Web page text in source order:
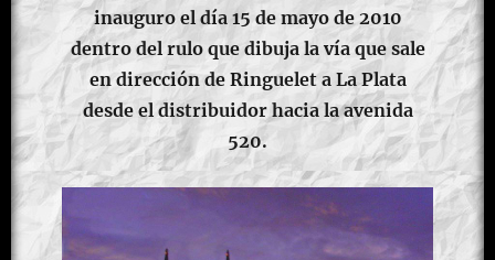
inauguro el día 15 de mayo de 2010
dentro del rulo que dibuja la vía que sale
en dirección de Ringuelet a La Plata
desde el distribuidor hacia la avenida
520.